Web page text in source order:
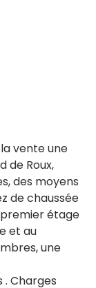
vente une
de Roux,
des moyens
de chaussée
étage
et au
une
. Charges